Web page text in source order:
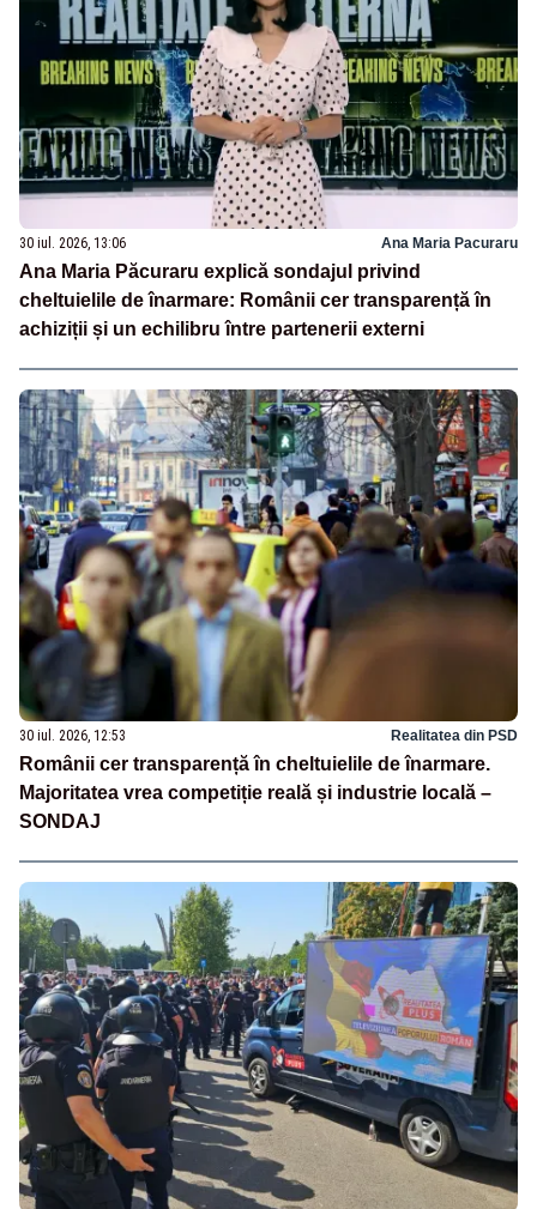
30 iul. 2026, 13:06 Ana Maria Pacuraru
Ana Maria Păcuraru explică sondajul privind
cheltuielile de înarmare: Românii cer transparență în
achiziții și un echilibru între partenerii externi
30 iul. 2026, 12:53 Realitatea din PSD
Românii cer transparență în cheltuielile de înarmare.
Majoritatea vrea competiție reală și industrie locală –
SONDAJ